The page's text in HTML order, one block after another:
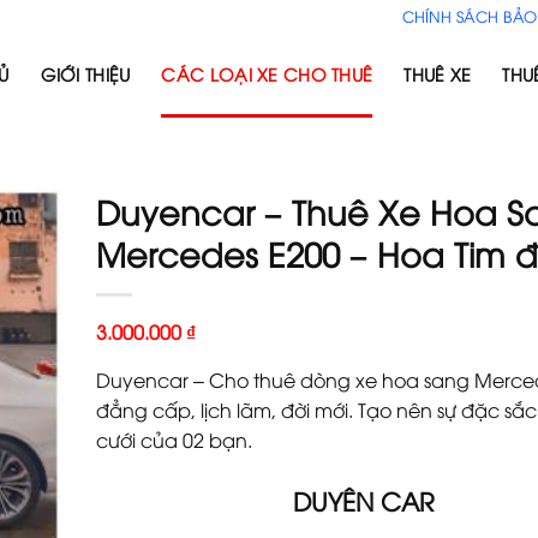
CHÍNH SÁCH
GIỚI THIỆU CÁC LOẠI XE CHO THUÊ THUÊ XE
Duyencar – Thuê Xe Hoa
Mercedes E200 – Hoa Tim
3.000.000 ₫
Duyencar – Cho thuê dòng xe hoa sang
đẳng cấp, lịch lãm, đời mới. Tạo nên sự đặc
cưới của 02 bạn.
DUYÊN CAR